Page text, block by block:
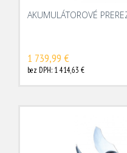
AKUMULÁTOROVÉ
1 739,99 €
bez DPH: 1 414,63 €